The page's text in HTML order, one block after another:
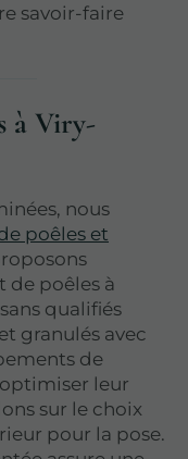
savoir-faire
à Viry-
nous
poêles et
de poêles à
qualifiés
granulés avec
de
leur
sur le choix
pour la pose.